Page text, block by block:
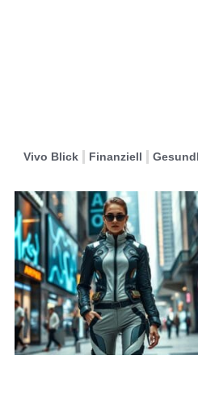
Vivo Blick Finanziell